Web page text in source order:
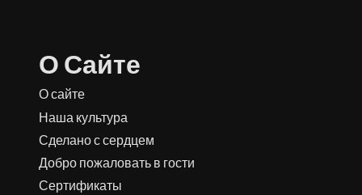
О Сайте
О сайте
Наша культура
Сделано с сердцем
Добро пожаловать в гости
Сертификаты